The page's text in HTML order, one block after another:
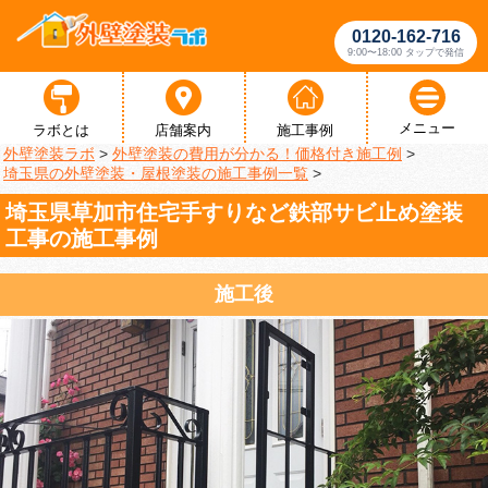
0120-162-716
9:00〜18:00 タップで発信
ラボとは 店舗案内 施工事例 メニュー
外壁塗装ラボ > 外壁塗装の費用が分かる！価格付き施工例 >
埼玉県の外壁塗装・屋根塗装の施工事例一覧 >
埼玉県草加市住宅手すりなど鉄部サビ止め塗装
工事の施工事例
施工後